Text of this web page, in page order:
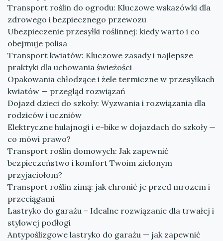
Transport roślin do ogrodu: Kluczowe wskazówki dla
zdrowego i bezpiecznego przewozu
Ubezpieczenie przesyłki roślinnej: kiedy warto i co
obejmuje polisa
Transport kwiatów: Kluczowe zasady i najlepsze
praktyki dla uchowania świeżości
Opakowania chłodzące i żele termiczne w przesyłkach
kwiatów — przegląd rozwiązań
Dojazd dzieci do szkoły: Wyzwania i rozwiązania dla
rodziców i uczniów
Elektryczne hulajnogi i e-bike w dojazdach do szkoły —
co mówi prawo?
Transport roślin domowych: Jak zapewnić
bezpieczeństwo i komfort Twoim zielonym
przyjaciołom?
Transport roślin zimą: jak chronić je przed mrozem i
przeciągami
Lastryko do garażu – Idealne rozwiązanie dla trwałej i
stylowej podłogi
Antypoślizgowe lastryko do garażu — jak zapewnić